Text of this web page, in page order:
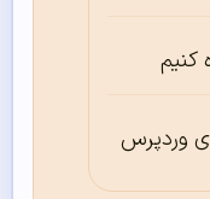
کنیم
وردپرس